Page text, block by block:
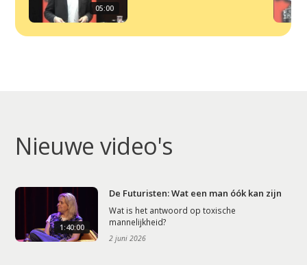
05:00
Nieuwe video's
1:40:00
De Futuristen: Wat een man óók kan zijn
Wat is het antwoord op toxische
mannelijkheid?
2 juni 2026